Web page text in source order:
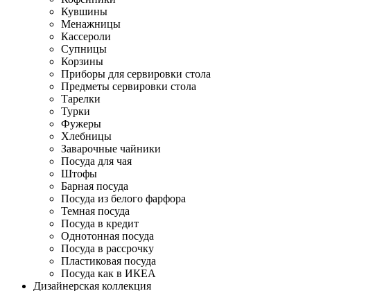
Кувшины
Менажницы
Кассероли
Супницы
Корзины
Приборы для сервировки стола
Предметы сервировки стола
Тарелки
Турки
Фужеры
Хлебницы
Заварочные чайники
Посуда для чая
Штофы
Барная посуда
Посуда из белого фарфора
Темная посуда
Посуда в кредит
Однотонная посуда
Посуда в рассрочку
Пластиковая посуда
Посуда как в ИКЕА
Дизайнерская коллекция